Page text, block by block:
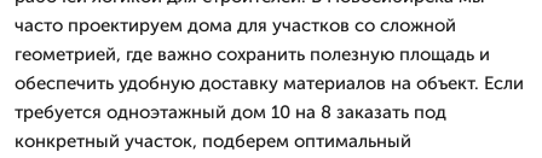
часто проектируем дома для участков со сложной
геометрией, где важно сохранить полезную площадь и
обеспечить удобную доставку материалов на объект. Если
требуется одноэтажный дом 10 на 8 заказать под
конкретный участок, подберем оптимальный